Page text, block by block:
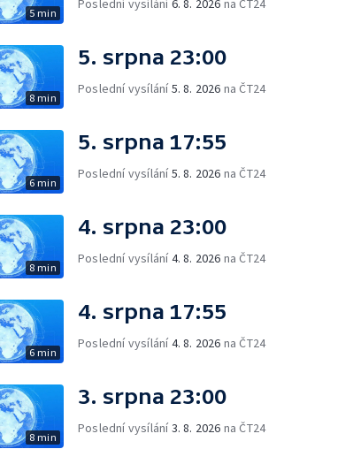
5 min
8 min
5. srpna 23:00
Poslední vysílání5. 8. 2026 na ČT24
6 min
5. srpna 17:55
Poslední vysílání5. 8. 2026 na ČT24
8 min
4. srpna 23:00
Poslední vysílání4. 8. 2026 na ČT24
6 min
4. srpna 17:55
Poslední vysílání4. 8. 2026 na ČT24
8 min
3. srpna 23:00
Poslední vysílání3. 8. 2026 na ČT24